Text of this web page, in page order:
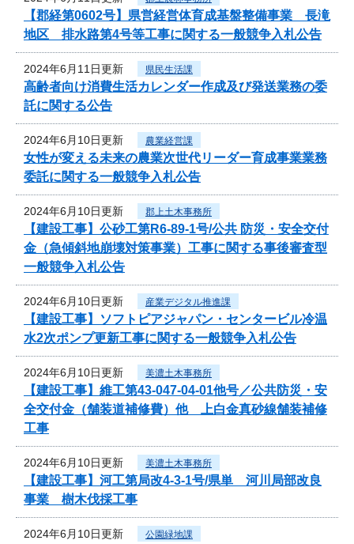
【郡経第0602号】県営経営体育成基盤整備事業 長滝
地区 排水路第4号等工事に関する一般競争入札公告
2024年6月11日更新 県民生活課
高齢者向け消費生活カレンダー作成及び発送業務の委
託に関する公告
2024年6月10日更新 農業経営課
女性が変える未来の農業次世代リーダー育成事業業務
委託に関する一般競争入札公告
2024年6月10日更新 郡上土木事務所
【建設工事】公砂工第R6-89-1号/公共 防災・安全交付
金（急傾斜地崩壊対策事業）工事に関する事後審査型
一般競争入札公告
2024年6月10日更新 産業デジタル推進課
【建設工事】ソフトピアジャパン・センタービル冷温
水2次ポンプ更新工事に関する一般競争入札公告
2024年6月10日更新 美濃土木事務所
【建設工事】維工第43-047-04-01他号／公共防災・安
全交付金（舗装道補修費）他 上白金真砂線舗装補修
工事
2024年6月10日更新 美濃土木事務所
【建設工事】河工第局改4-3-1号/県単 河川局部改良
事業 樹木伐採工事
2024年6月10日更新 公園緑地課